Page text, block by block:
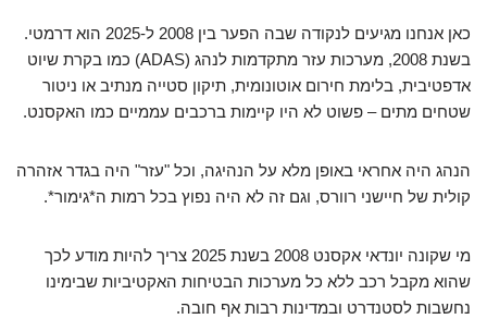
כאן אנחנו מגיעים לנקודה שבה הפער בין 2008 ל-2025 הוא דרמטי.
בשנת 2008, מערכות עזר מתקדמות לנהג (ADAS) כמו בקרת שיוט
אדפטיבית, בלימת חירום אוטונומית, תיקון סטייה מנתיב או ניטור
שטחים מתים – פשוט לא היו קיימות ברכבים עממיים כמו האקסנט.
הנהג היה אחראי באופן מלא על הנהיגה, וכל "עזר" היה בגדר אזהרה
קולית של חיישני רוורס, וגם זה לא היה נפוץ בכל רמות ה*גימור*.
מי שקונה יונדאי אקסנט 2008 בשנת 2025 צריך להיות מודע לכך
שהוא מקבל רכב ללא כל מערכות הבטיחות האקטיביות שבימינו
נחשבות לסטנדרט ובמדינות רבות אף חובה.